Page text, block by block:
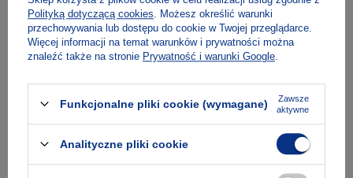
O autorce
Polityką dotyczącą cookies . Możesz określić warunki
przechowywania lub dostępu do cookie w Twojej przeglądarce.
Więcej informacji na temat warunków i prywatności można
znaleźć także na stronie Prywatność i warunki Google
Funkcjonalne pliki cookie (wymagane)
Zawsze
aktywne
Analityczne pliki cookie